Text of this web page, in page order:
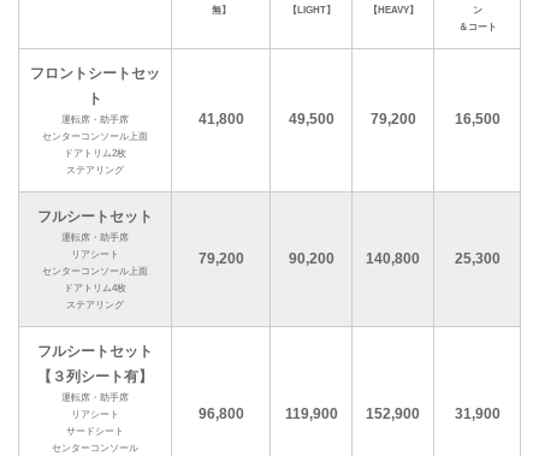
無】 【LIGHT】 【HEAVY】
ン
＆コート
フロントシートセッ
ト
運転席・助手席
センターコンソール上面
ドアトリム2枚
ステアリング
41,800 49,500 79,200 16,500
フルシートセット
運転席・助手席
リアシート
センターコンソール上面
ドアトリム4枚
ステアリング
79,200 90,200 140,800 25,300
フルシートセット
【３列シート有】
運転席・助手席
リアシート
サードシート
センターコンソール
96,800 119,900 152,900 31,900